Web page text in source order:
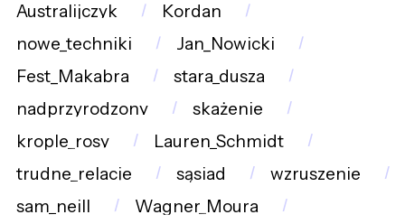
Australijczyk
Kordan
nowe_techniki
Jan_Nowicki
Fest_Makabra
stara_dusza
nadprzyrodzony
skażenie
krople_rosy
Lauren_Schmidt
trudne_relacje
sąsiad
wzruszenie
sam_neill
Wagner_Moura